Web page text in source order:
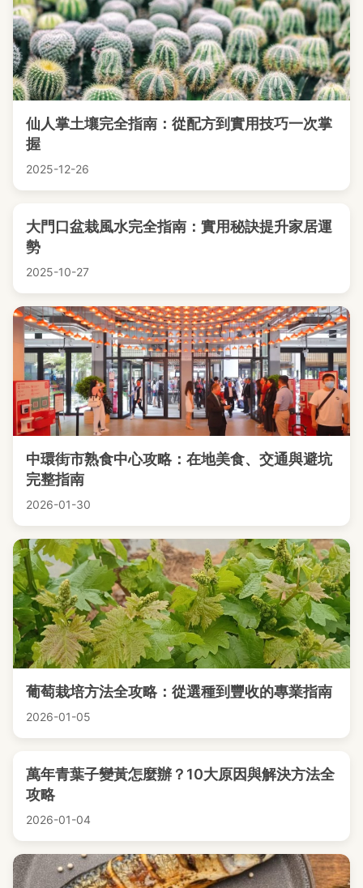
仙人掌土壤完全指南：從配方到實用技巧一次掌
握
2025-12-26
大門口盆栽風水完全指南：實用秘訣提升家居運
勢
2025-10-27
中環街市熟食中心攻略：在地美食、交通與避坑
完整指南
2026-01-30
葡萄栽培方法全攻略：從選種到豐收的專業指南
2026-01-05
萬年青葉子變黃怎麼辦？10大原因與解決方法全
攻略
2026-01-04